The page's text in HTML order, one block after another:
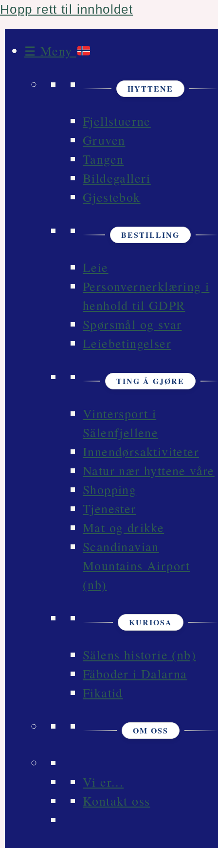
Hopp rett til innholdet
☰ Meny
HYTTENE
Fjellstuerne
Gruven
Tangen
Bildegalleri
Gjestebok
BESTILLING
Leie
Personvernerklæring i
henhold til GDPR
Spørsmål og svar
Leiebetingelser
TING Å GJØRE
Vintersport i
Sälenfjellene
Innendørsaktiviteter
Natur nær hyttene våre
Shopping
Tjenester
Mat og drikke
Scandinavian
Mountains Airport
(nb)
KURIOSA
Sälens historie (nb)
Fäboder i Dalarna
Fikatid
OM OSS
Vi er...
Kontakt oss